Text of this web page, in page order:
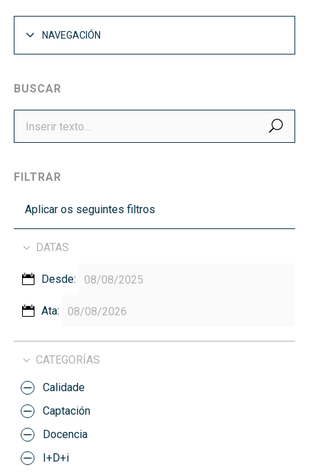
NAVEGACIÓN
BUSCAR
FILTRAR
Aplicar os seguintes filtros
DATAS
Desde:
Ata:
CATEGORÍAS
Calidade
Captación
Docencia
I+D+i